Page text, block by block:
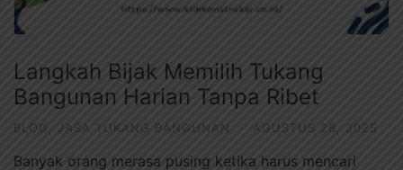
Langkah Bijak Memilih Tukang
Bangunan Harian Tanpa Ribet
BLOG JASA TUKANG BANGUNAN · AGUSTUS 28, 2025
Banyak orang merasa pusing ketika harus mencari